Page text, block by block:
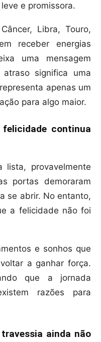
e promissora.
Libra, Touro,
receber energias
uma mensagem
significa uma
apenas um
para algo maior.
continua
provavelmente
portas demoraram
se abrir. No entanto,
a felicidade não foi
e sonhos que
a ganhar força.
que a jornada
razões para
ainda não